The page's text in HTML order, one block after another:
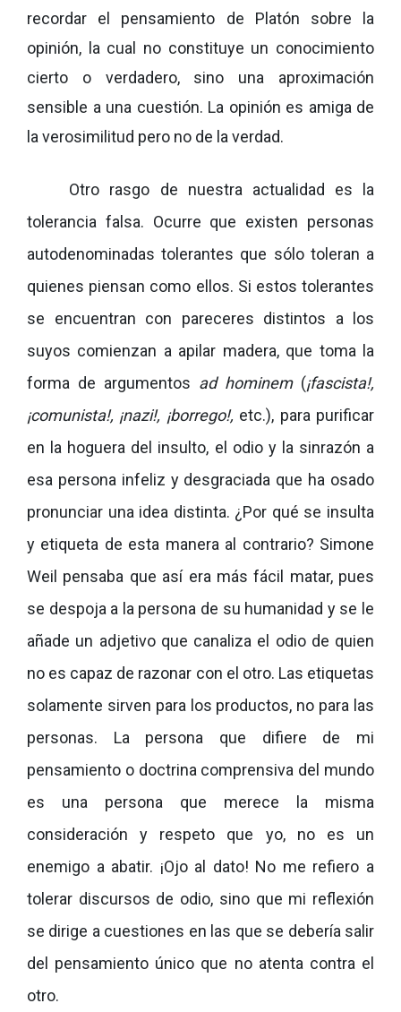
recordar el pensamiento de Platón sobre la
opinión, la cual no constituye un conocimiento
cierto o verdadero, sino una aproximación
sensible a una cuestión. La opinión es amiga de
la verosimilitud pero no de la verdad.
Otro rasgo de nuestra actualidad
es la
tolerancia falsa. Ocurre que existen personas
autodenominadas tolerantes que sólo toleran a
quienes piensan como ellos. Si estos tolerantes
se encuentran con pareceres distintos a los
suyos comienzan a apilar madera, que toma la
forma de argumentos ad hominem(¡fascista!,
¡comunista!, ¡nazi!, ¡borrego!, etc.), para purificar
en la hoguera del insulto, el odio y la sinrazón a
esa persona infeliz y desgraciada que ha osado
pronunciar una idea distinta. ¿Por qué se insulta
y etiqueta de esta manera al contrario? Simone
Weil pensaba que así era más fácil matar, pues
se despoja a la persona de su humanidad y se le
añade un adjetivo que canaliza el odio de quien
no es capaz de razonar con el otro. Las etiquetas
solamente sirven para los productos, no para las
personas. La persona que difiere de mi
pensamiento o doctrina comprensiva del mundo
es una persona que merece la misma
consideración y respeto que yo, no es un
enemigo a abatir. ¡Ojo al dato! No me refiero a
tolerar discursos de odio, sino que mi reflexión
se dirige a cuestiones en las que se debería salir
del pensamiento único que no atenta contra el
otro.